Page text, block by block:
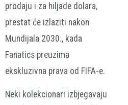
prodaju i za hiljade dolara,
prestat će izlaziti nakon
Mundijala 2030., kada
Fanatics preuzima
ekskluzivna prava od FIFA-e.
Neki kolekcionari izbjegavaju